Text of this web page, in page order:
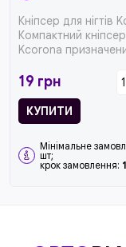
Кніпсер для нігтів
Компактний кніпсер
Kcorona
безпеч...
19 грн
КУПИТИ
Мінімальне
шт;
крок замовлення: